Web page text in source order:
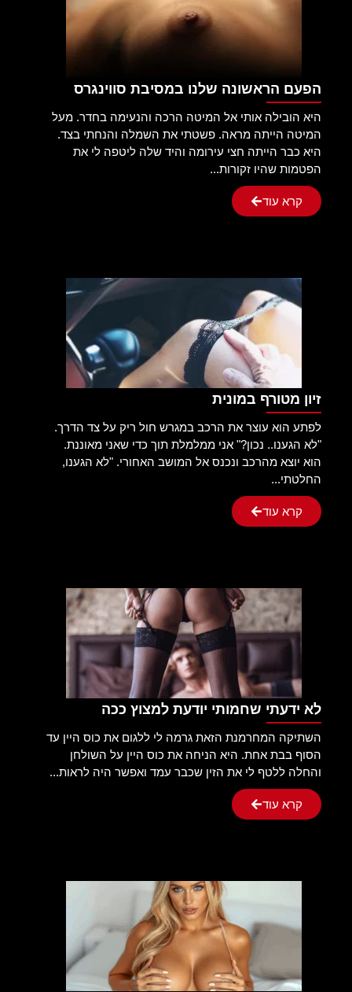
הפעם הראשונה שלנו במסיבת סווינגרס
היא הובילה אותי אל המיטה הרכה והנעימה בחדר. מעל
המיטה הייתה מראה. פשטתי את השמלה והנחתי בצד.
היא כבר הייתה חצי עירומה והיד שלה ליטפה לי את
הפטמות שהיו זקורות...
קרא עוד
זיון מטורף במונית
לפתע הוא עוצר את הרכב במגרש חול ריק על צד הדרך.
"לא הגענו.. נכון?" אני ממלמלת תוך כדי שאני מאוננת.
הוא יוצא מהרכב ונכנס אל המושב האחורי. "לא הגענו,
החלטתי...
קרא עוד
לא ידעתי שחמותי יודעת למצוץ ככה
השתיקה המחרמנת הזאת גרמה לי ללגום את כוס היין עד
הסוף בבת אחת. היא הניחה את כוס היין על השולחן
והחלה ללטף לי את הזין שכבר עמד ואפשר היה לראות...
קרא עוד